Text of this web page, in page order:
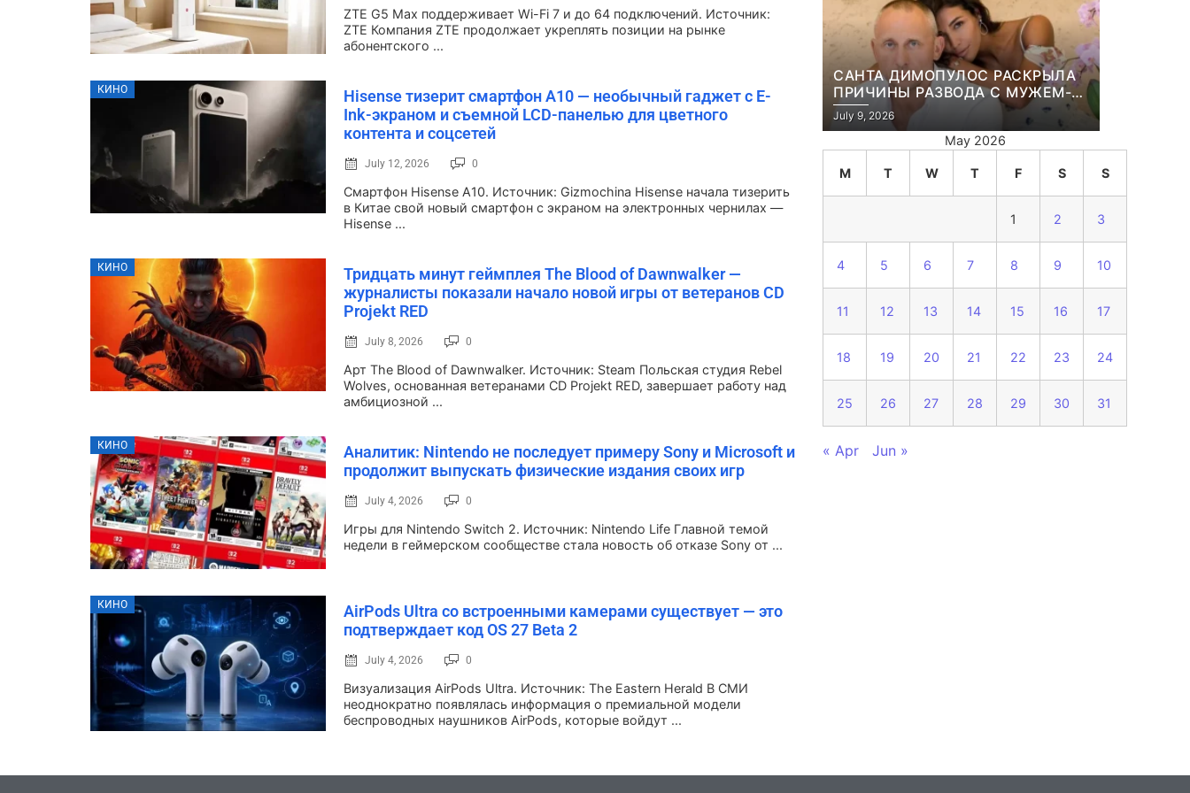
ZTE G5 Max поддерживает Wi-Fi 7 и до 64 подключений. Источник:
ZTE Компания ZTE продолжает укреплять позиции на рынке
абонентского ...
КИНО
Hisense тизерит смартфон A10 — необычный гаджет с E-
Ink-экраном и съемной LCD-панелью для цветного
контента и соцсетей
July 12, 2026 0
Смартфон Hisense A10. Источник: Gizmochina Hisense начала тизерить
в Китае свой новый смартфон с экраном на электронных чернилах —
Hisense ...
КИНО
Тридцать минут геймплея The Blood of Dawnwalker —
журналисты показали начало новой игры от ветеранов CD
Projekt RED
July 8, 2026 0
Арт The Blood of Dawnwalker. Источник: Steam Польская студия Rebel
Wolves, основанная ветеранами CD Projekt RED, завершает работу над
амбициозной ...
КИНО
Аналитик: Nintendo не последует примеру Sony и Microsoft и
продолжит выпускать физические издания своих игр
July 4, 2026 0
Игры для Nintendo Switch 2. Источник: Nintendo Life Главной темой
недели в геймерском сообществе стала новость об отказе Sony от ...
КИНО
AirPods Ultra со встроенными камерами существует — это
подтверждает код OS 27 Beta 2
July 4, 2026 0
Визуализация AirPods Ultra. Источник: The Eastern Herald В СМИ
неоднократно появлялась информация о премиальной модели
беспроводных наушников AirPods, которые войдут ...
САНТА ДИМОПУЛОС РАСКРЫЛА
ПРИЧИНЫ РАЗВОДА С МУЖЕМ-
БИЗНЕСМЕНОМ
July 9, 2026
May 2026
M T W T F S S
1 2 3
4 5 6 7 8 9 10
11 12 13 14 15 16 17
18 19 20 21 22 23 24
25 26 27 28 29 30 31
« Apr Jun »